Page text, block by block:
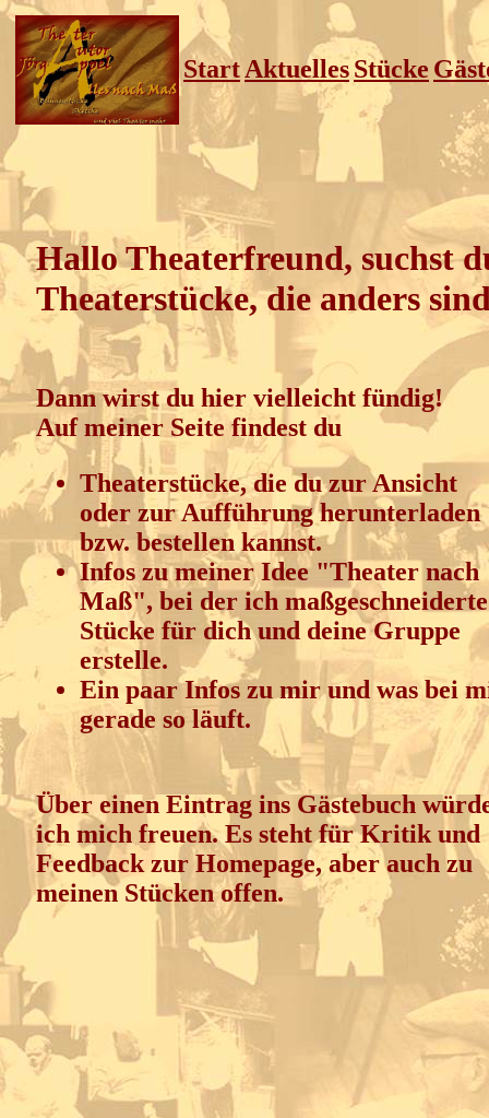
StartAktuellesStücke
Hallo Theaterfreund, suchst
Theaterstücke, die anders
Dann wirst du hier vielleicht fündig!
Auf meiner Seite findest du
Theaterstücke, die du zur Ansicht
oder zur Aufführung herunterladen
bzw. bestellen kannst.
Infos zu meiner Idee "Theater nach
Maß", bei der ich maßgeschneiderte
Stücke für dich und deine Gruppe
erstelle.
Ein paar Infos zu mir und was bei
gerade so läuft.
Über einen Eintrag ins Gästebuch
ich mich freuen. Es steht für Kritik und
Feedback zur Homepage, aber auch zu
meinen Stücken offen.